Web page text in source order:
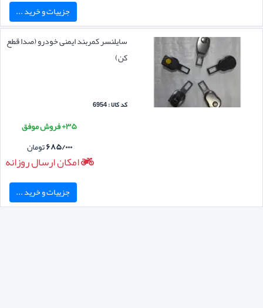
جزییات و خرید ...
سایلنسر کمربند ایمنی خودرو (صدا قطع
کن)
کد کالا : 6954
۳۵+ فروش موفق
۶۸۵/۰۰۰تومان
امکان ارسال روزانه
جزییات و خرید ...